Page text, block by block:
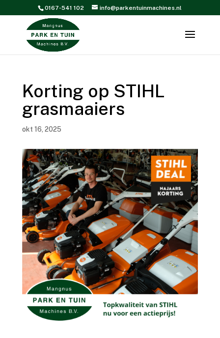
0167-541 102 info@parkentuinmachines.nl
Korting op STIHL
grasmaaiers
okt 16, 2025